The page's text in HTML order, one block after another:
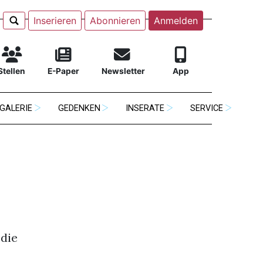
Inserieren Abonnieren Anmelden
E-Paper Newsletter App
GALERIE GEDENKEN INSERATE SERVICE